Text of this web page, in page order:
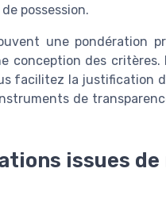
possession.
une pondération
conception des
facilitez la justification
de
issues